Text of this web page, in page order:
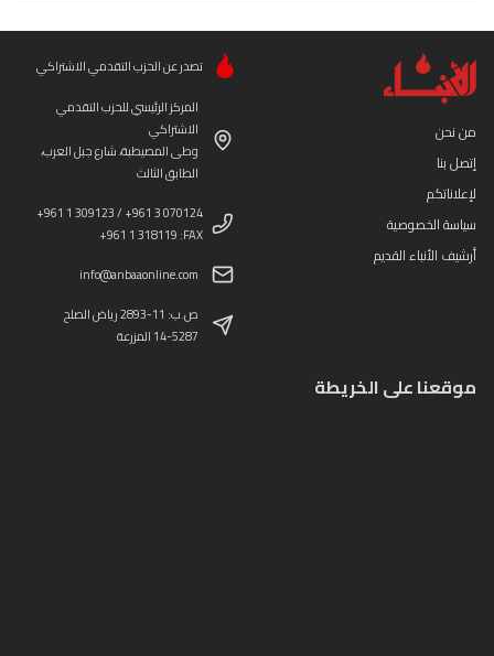
من نحن
إتصل بنا
لإعلاناتكم
سياسة الخصوصية
أرشيف الأنباء القديم
تصدر عن الحزب التقدمي الاشتراكي
المركز الرئيسي للحزب التقدمي
الاشتراكي
وطى المصيطبة، شارع جبل العرب،
الطابق الثالث
+961 1 309123 / +961 3 070124
+961 1 318119 :FAX
info@anbaaonline.com
ص.ب: 11-2893 رياض الصلح
14-5287 المزرعة
موقعنا على الخريطة